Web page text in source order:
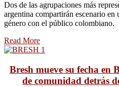
Dos de las agrupaciones más
argentina compartirán escenario en
género con el público colombiano.
Read More
Bresh mueve su fecha en
de comunidad detrás